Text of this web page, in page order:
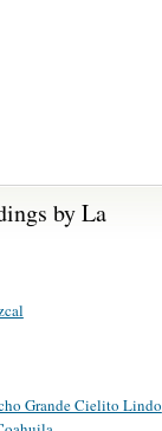
by La
Grande Cielito Lindo